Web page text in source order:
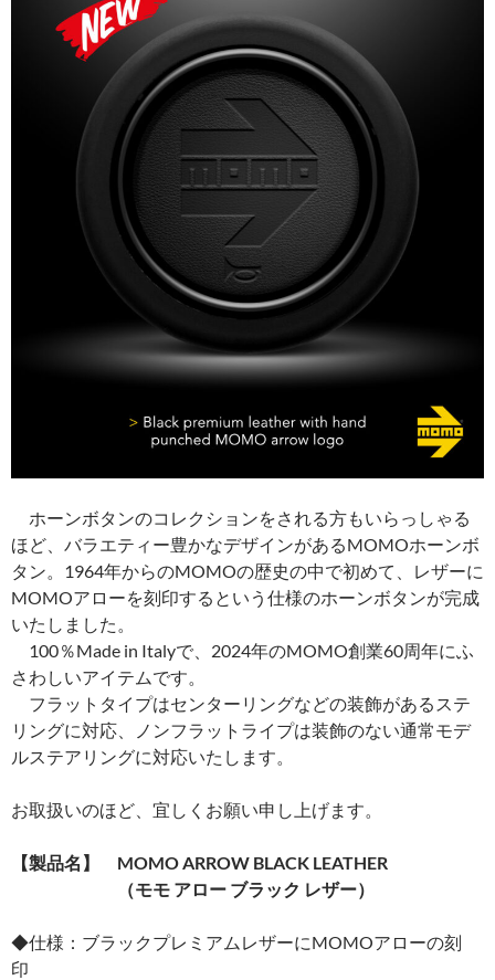
ホーンボタンのコレクションをされる方もいらっしゃる
ほど、バラエティー豊かなデザインがあるMOMOホーンボ
タン。1964年からのMOMOの歴史の中で初めて、レザーに
MOMOアローを刻印するという仕様のホーンボタンが完成
いたしました。
100％Made in Italyで、2024年のMOMO創業60周年にふ
さわしいアイテムです。
フラットタイプはセンターリングなどの装飾があるステ
リングに対応、ノンフラットライプは装飾のない通常モデ
ルステアリングに対応いたします。
お取扱いのほど、宜しくお願い申し上げます。
【製品名】 MOMO ARROW BLACK LEATHER
（モモ アロー ブラック レザー）
◆仕様：ブラックプレミアムレザーにMOMOアローの刻
印